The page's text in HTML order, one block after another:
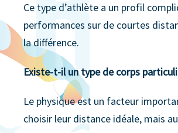
Partager
Ce type d’athlète a un profil
performances sur de courtes
la différence.
Existe-t-il un type de corps
Le physique est un facteur
choisir leur distance idéale, mais